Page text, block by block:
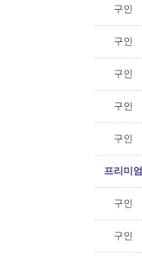
구인
구인
구인
구인
구인
프리미엄
구인
구인